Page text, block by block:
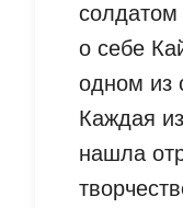
солдатом
о себе
одном из
Каждая
нашла